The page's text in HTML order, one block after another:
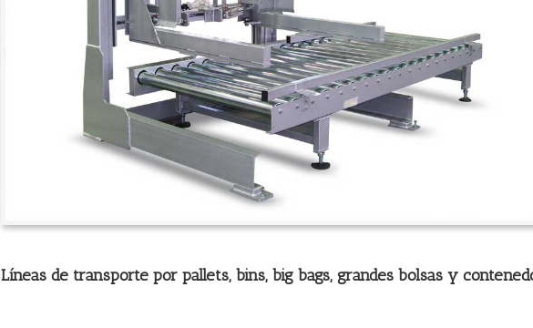
Líneas de transporte por pallets, bins, big bags, grandes bolsas y